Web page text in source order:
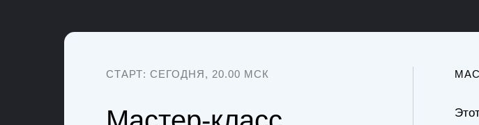
СТАРТ: СЕГОДНЯ, 20.00 МСК